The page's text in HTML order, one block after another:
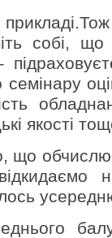
собі,
якості
що